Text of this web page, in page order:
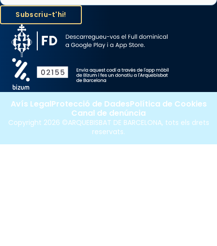
Copyright 2026 ©ARQUEBISBAT DE BARCELONA, tots els drets
reservats.
Avís LegalProtecció de DadesPolítica de Cookies
Canal de denúncia